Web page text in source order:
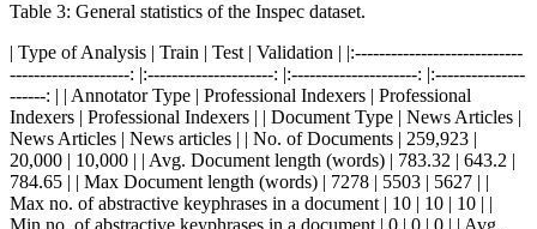
Table 3: General statistics of the Inspec dataset.
| Type of Analysis | Train | Test | Validation | |:----------------------------
--------------------: |:---------------------: |:---------------------: |:---------------
------: | | Annotator Type | Professional Indexers | Professional
Indexers | Professional Indexers | | Document Type | News Articles |
News Articles | News articles | | No. of Documents | 259,923 |
20,000 | 10,000 | | Avg. Document length (words) | 783.32 | 643.2 |
784.65 | | Max Document length (words) | 7278 | 5503 | 5627 | |
Max no. of abstractive keyphrases in a document | 10 | 10 | 10 | |